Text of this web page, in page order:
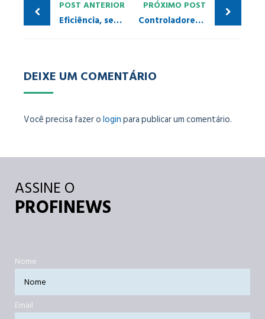
POST ANTERIOR
Eficiência, segurança e inovação: conheça o VPT10-R, o transmissor de pressão com indicador remoto da VIVACE!
PRÓXIMO POST
Controladores SIMATIC da Siemens recebem certificação internacional em cibersegurança industrial
DEIXE UM COMENTÁRIO
Você precisa fazer ologinpara publicar um comentário.
ASSINE O
PROFINEWS
Nome
Email